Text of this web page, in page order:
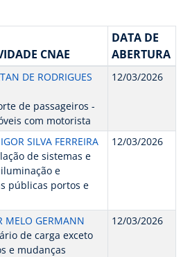
CNAE
DATA DE
ABERTURA
DE RODRIGUES
de passageiros -
com motorista
12/03/2026
SILVA FERREIRA
de sistemas e
e
públicas portos e
12/03/2026
MELO GERMANN
de carga exceto
e mudanças
12/03/2026